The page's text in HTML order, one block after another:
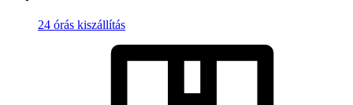
24 órás kiszállítás